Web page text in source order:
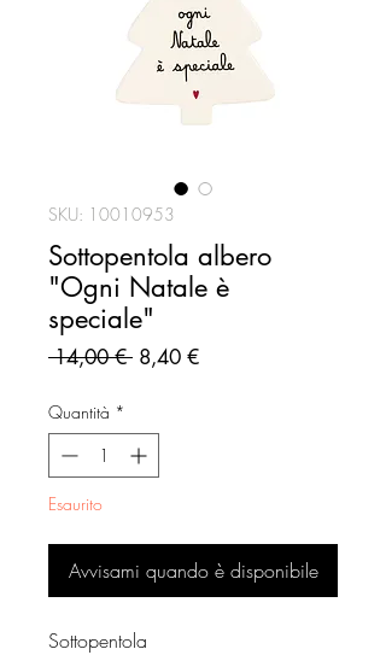
SKU: 10010953
Sottopentola albero
"Ogni Natale è
speciale"
14,00 € Prezzo
8,40 €Prezzo
Quantità *
Esaurito
Avvisami quando è disponibile
Sottopentola